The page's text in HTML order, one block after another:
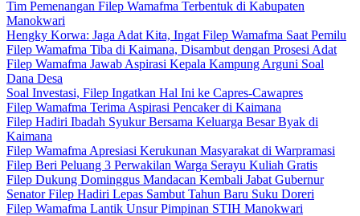
Tim Pemenangan Filep Wamafma Terbentuk di Kabupaten
Manokwari
Hengky Korwa: Jaga Adat Kita, Ingat Filep Wamafma Saat Pemilu
Filep Wamafma Tiba di Kaimana, Disambut dengan Prosesi Adat
Filep Wamafma Jawab Aspirasi Kepala Kampung Arguni Soal
Dana Desa
Soal Investasi, Filep Ingatkan Hal Ini ke Capres-Cawapres
Filep Wamafma Terima Aspirasi Pencaker di Kaimana
Filep Hadiri Ibadah Syukur Bersama Keluarga Besar Byak di
Kaimana
Filep Wamafma Apresiasi Kerukunan Masyarakat di Warpramasi
Filep Beri Peluang 3 Perwakilan Warga Serayu Kuliah Gratis
Filep Dukung Dominggus Mandacan Kembali Jabat Gubernur
Senator Filep Hadiri Lepas Sambut Tahun Baru Suku Doreri
Filep Wamafma Lantik Unsur Pimpinan STIH Manokwari